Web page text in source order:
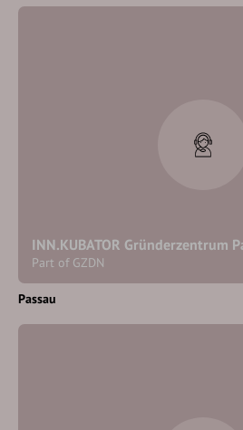
INN.KUBATOR Gründerzentrum
Part of GZDN
Passau